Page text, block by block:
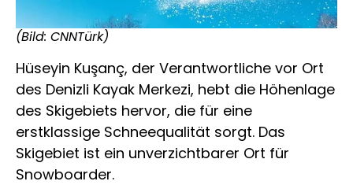
(Bild: CNNTürk)
Hüseyin Kuşanç, der Verantwortliche vor Ort
des Denizli Kayak Merkezi, hebt die Höhenlage
des Skigebiets hervor, die für eine
erstklassige Schneequalität sorgt. Das
Skigebiet ist ein unverzichtbarer Ort für
Snowboarder.